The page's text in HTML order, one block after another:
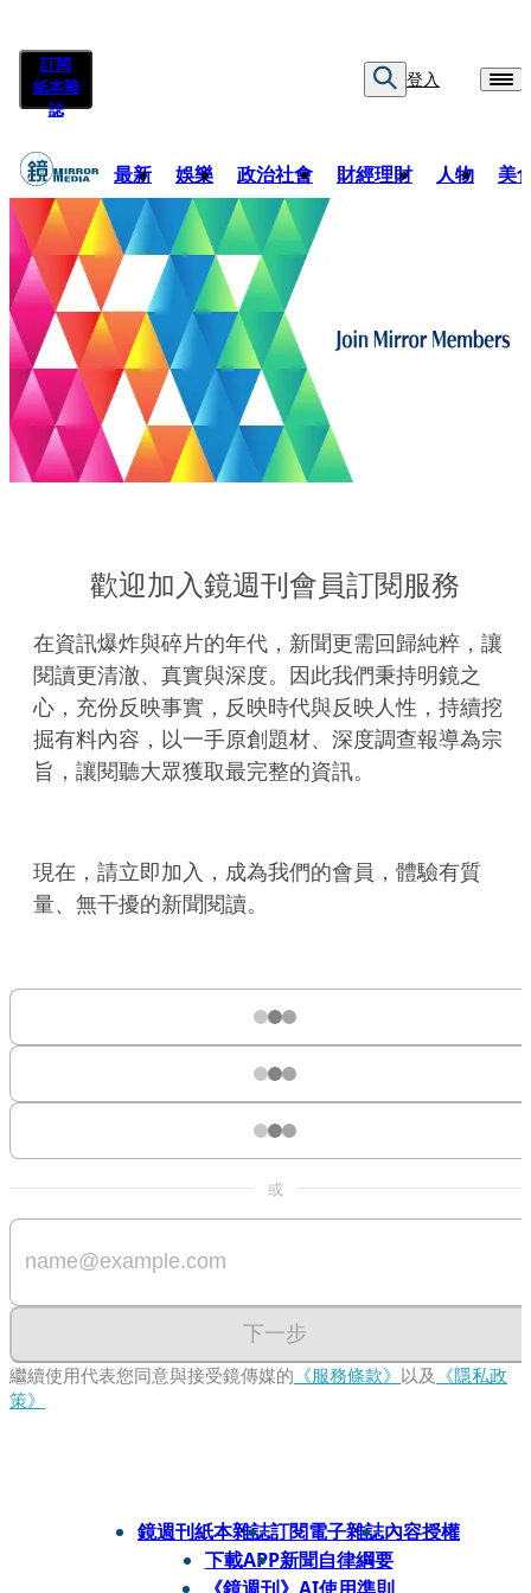
訂閱
紙本雜
誌
登入
最新 娛樂 政治社會 財經理財 人物 美
歡迎加入鏡週刊會員訂閱服務
在資訊爆炸與碎片的年代，新聞更需回歸純粹，讓
閱讀更清澈、真實與深度。因此我們秉持明鏡之
心，充份反映事實，反映時代與反映人性，持續挖
掘有料內容，以一手原創題材、深度調查報導為宗
旨，讓閱聽大眾獲取最完整的資訊。
現在，請立即加入，成為我們的會員，體驗有質
量、無干擾的新聞閱讀。
或
下一步
繼續使用代表您同意與接受鏡傳媒的 《服務條款》 以及 《隱私政
策》
鏡週刊紙本雜誌訂閱電子雜誌內容授權
下載APP新聞自律綱要